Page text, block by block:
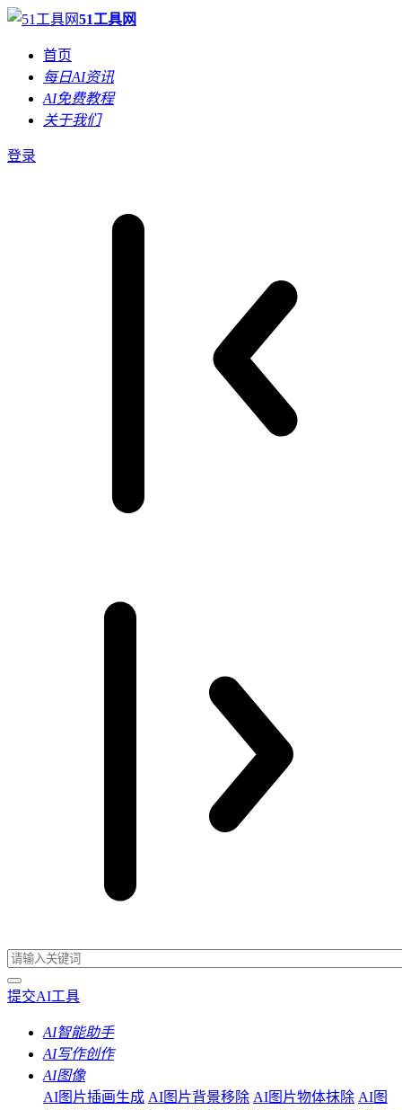
51工具网
首页
每日AI资讯
AI免费教程
关于我们
登录
提交AI工具
AI智能助手
AI写作创作
AI图像
AI图片插画生成 AI图片背景移除 AI图片物体抹除 AI图